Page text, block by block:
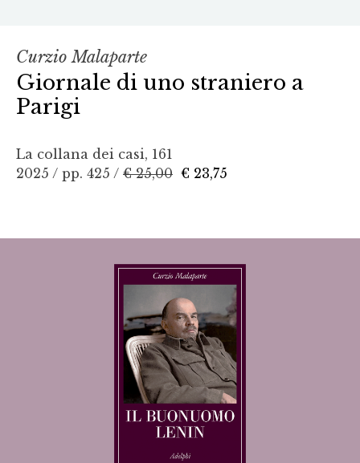
Curzio Malaparte
Giornale di uno straniero a
Parigi
La collana dei casi, 161
2025 / pp. 425 / € 25,00 € 23,75